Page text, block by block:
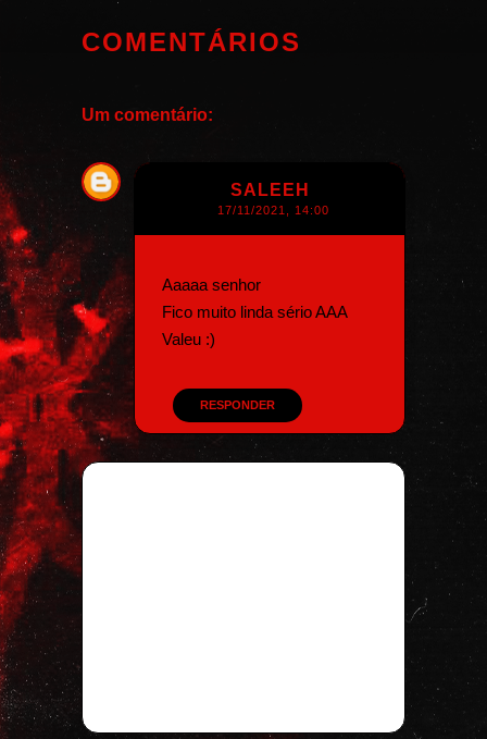
COMENTÁRIOS
Um comentário:
SALEEH
17/11/2021, 14:00
Aaaaa senhor
Fico muito linda sério AAA
Valeu :)
RESPONDER